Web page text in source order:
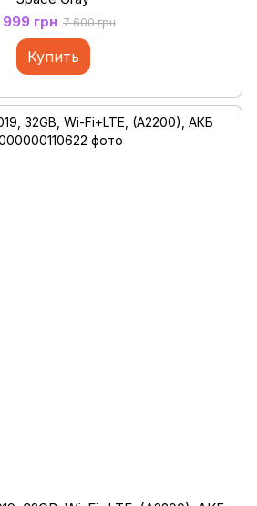
999 грн 7 600 грн
Купить